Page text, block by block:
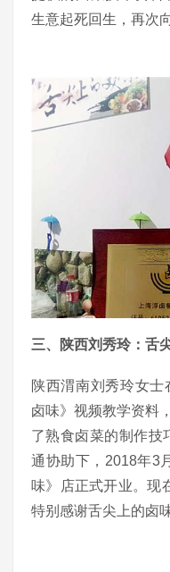
生意起死回生，再次
三、陕西刘秀玲：舌
陕西渭南刘秀玲女
卤味》视频教学资料
了熟食卤菜的制作技
通协助下，2018年3
味》店正式开业。现
特别感谢舌尖上的卤味